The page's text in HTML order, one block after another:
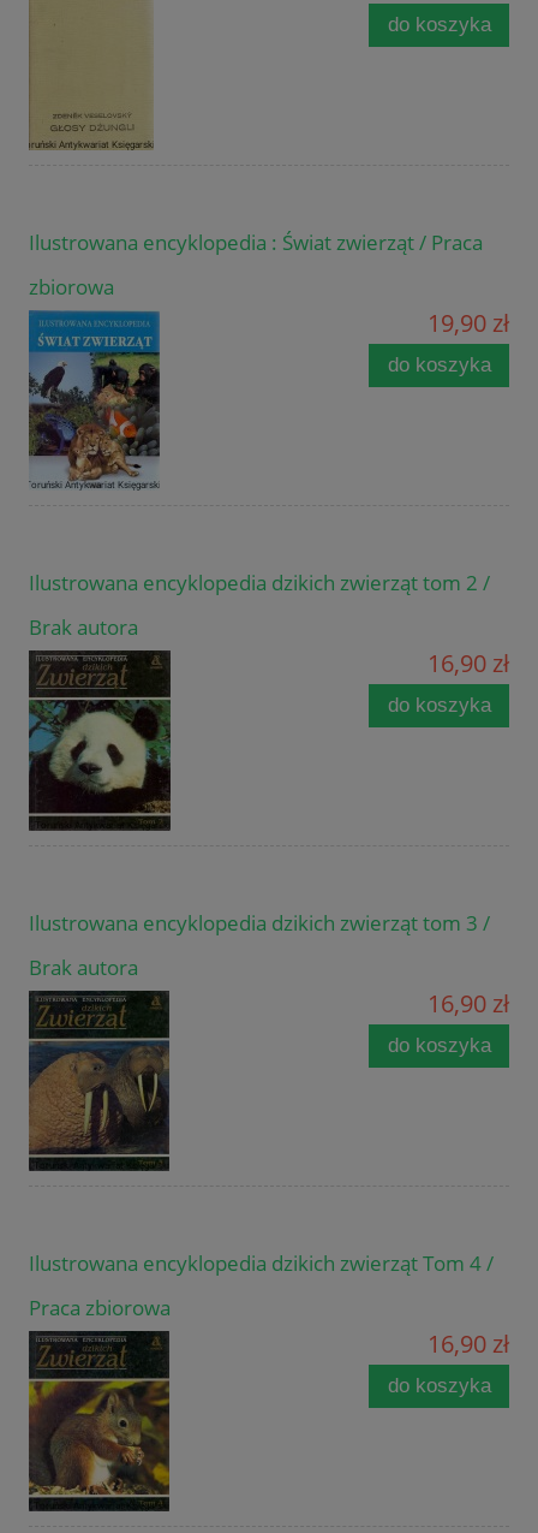
do koszyka
Ilustrowana encyklopedia : Świat zwierząt / Praca
zbiorowa
19,90 zł
do koszyka
Ilustrowana encyklopedia dzikich zwierząt tom 2 /
Brak autora
16,90 zł
do koszyka
Ilustrowana encyklopedia dzikich zwierząt tom 3 /
Brak autora
16,90 zł
do koszyka
Ilustrowana encyklopedia dzikich zwierząt Tom 4 /
Praca zbiorowa
16,90 zł
do koszyka